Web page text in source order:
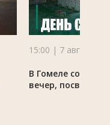
15:00 | 7 августа |
В Гомеле
вечер,